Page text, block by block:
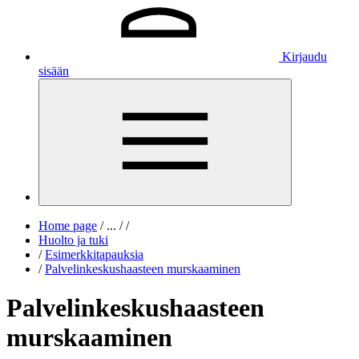
Kirjaudu
sisään
Home page /... / /
Huolto ja tuki
/ Esimerkkitapauksia
/ Palvelinkeskushaasteen murskaaminen
Palvelinkeskushaasteen
murskaaminen